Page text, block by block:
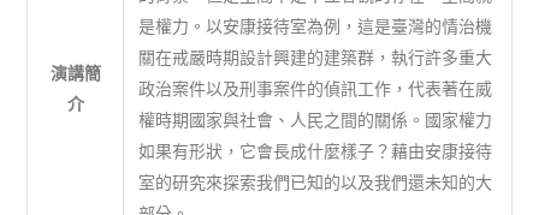
演講簡
介
是權力。以安康接待室為例，這是臺灣的情治機
關在戒嚴時期設計興建的建築群，執行許多重大
政治案件以及刑事案件的偵訊工作，代表著在威
權時期國家與社會、人民之間的關係。國家權力
如果有形狀，它會長成什麼樣子？藉由安康接待
室的研究來探索我們已知的以及我們還未知的大